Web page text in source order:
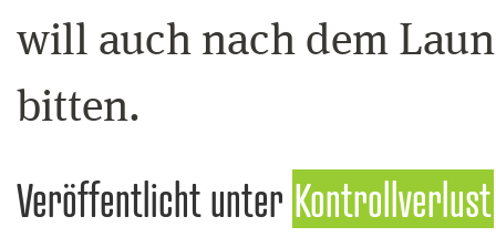
will auch nach dem
bitten.
Veröffentlicht unter Kontrollverlust